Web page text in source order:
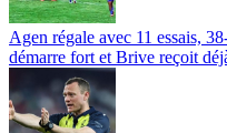
Agen régale avec 11 essais,
démarre fort et Brive reçoit